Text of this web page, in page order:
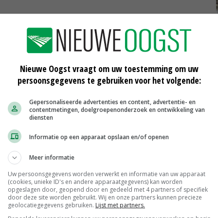
wordt. Een boer komt hierdoor steeds vaker
Osinga. Schaalvergroting was daarop vaak het
boeren de mogelijkheid samen te werken in
varkenshouderij) en andere ketenpartijen in
Osinga: 'Daar liggen kansen voor duurzame
te wegen tegen het verlies aan mededinging noemt
waar LTO zich al lang hard voor maakt. LTO stond
komt wat verandering.
Nieuwe Oogst vraagt om uw toestemming om uw
persoonsgegevens te gebruiken voor het volgende:
Gepersonaliseerde advertenties en content, advertentie- en
contentmetingen, doelgroepenonderzoek en ontwikkeling van
diensten
Informatie op een apparaat opslaan en/of openen
Meer informatie
Uw persoonsgegevens worden verwerkt en informatie van uw apparaat
(cookies, unieke ID's en andere apparaatgegevens) kan worden
opgeslagen door, geopend door en gedeeld met 4 partners of specifiek
door deze site worden gebruikt. Wij en onze partners kunnen precieze
geolocatiegegevens gebruiken. Lijst met partners.